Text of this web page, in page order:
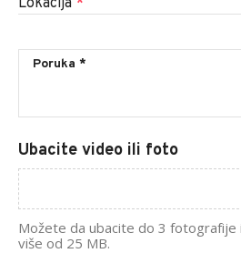
Ubacite video ili foto
Možete da ubacite do 3 fotografije
više od 25 MB.